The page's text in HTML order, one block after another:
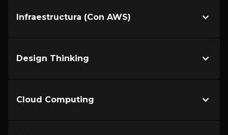
Infraestructura (Con AWS)
Design Thinking
Cloud Computing